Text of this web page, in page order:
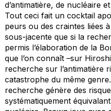
d’antimatière, de nucléaire
Tout ceci fait un cocktail
peurs ou des craintes liées
sous-jacente que si la
permis l’élaboration de la
que l’on connaît –sur
recherche sur l’antimatière
catastrophe du même
recherche génère des
systématiquement